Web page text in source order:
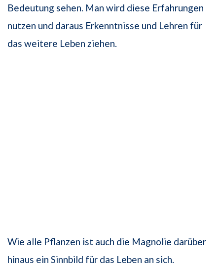
Bedeutung sehen. Man wird diese Erfahrungen
nutzen und daraus Erkenntnisse und Lehren für
das weitere Leben ziehen.
Wie alle Pflanzen ist auch die Magnolie darüber
hinaus ein Sinnbild für das Leben an sich.